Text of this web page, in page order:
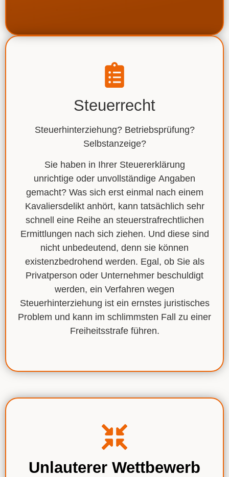
Steuerrecht
Steuerhinterziehung? Betriebsprüfung?
Selbstanzeige?
Sie haben in Ihrer Steuererklärung
unrichtige oder unvollständige Angaben
gemacht?Was sich erst einmal nach einem
Kavaliersdelikt anhört, kann tatsächlich sehr
schnell eine Reihe an steuerstrafrechtlichen
Ermittlungen nach sich ziehen. Und diese sind
nicht unbedeutend, denn sie können
existenzbedrohend werden. Egal, ob Sie als
Privatperson oder Unternehmer beschuldigt
werden, ein Verfahren wegen
Steuerhinterziehung ist ein ernstes juristisches
Problem und kann im schlimmsten Fall zu einer
Freiheitsstrafe führen.
Unlauterer Wettbewerb